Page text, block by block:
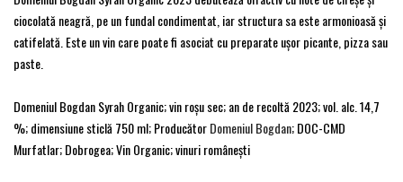
ciocolată neagră, pe un fundal condimentat, iar structura sa este armonioasă şi
catifelată. Este un vin care poate fi asociat cu preparate ușor picante, pizza sau
paste.
Domeniul Bogdan Syrah Organic; vin roşu sec; an de recoltă 2023; vol. alc. 14,7
%; dimensiune sticlă 750 ml; ProducătorDomeniul Bogdan; DOC-CMD
Murfatlar; Dobrogea; Vin Organic; vinuri româneşti